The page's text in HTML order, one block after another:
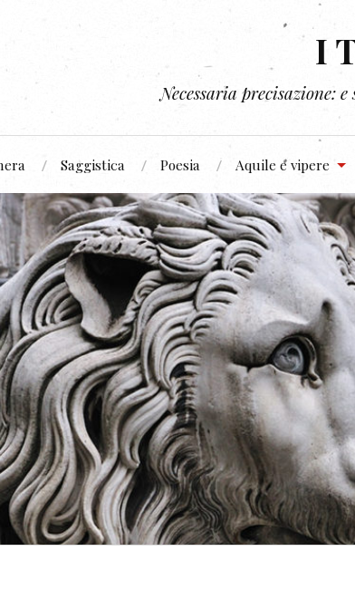
I
Necessaria precisazione:
Saggistica Poesia Aquile e vipere